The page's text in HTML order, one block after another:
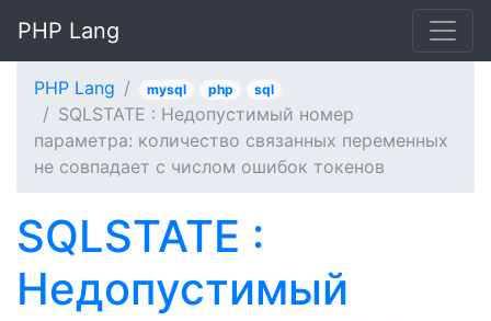
PHP Lang
PHP Lang mysql php sql
SQLSTATE : Недопустимый номер
параметра: количество связанных переменных
не совпадает с числом ошибок токенов
SQLSTATE :
Недопустимый